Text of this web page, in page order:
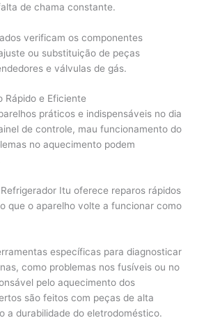
de chama constante.
verificam os componentes
ou substituição de peças
e válvulas de gás.
Rápido e Eficiente
práticos e indispensáveis no dia
de controle, mau funcionamento do
no aquecimento podem
Itu oferece reparos rápidos
que o aparelho volte a funcionar como
específicas para diagnosticar
como problemas nos fusíveis ou no
pelo aquecimento dos
são feitos com peças de alta
a durabilidade do eletrodoméstico.